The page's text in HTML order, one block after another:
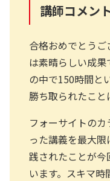
講師コメント
合格おめでとう
は素晴らしい成
の中で150時間と
勝ち取られたこと
フォーサイトの
った講義を最大
践されたことが
います。スキマ